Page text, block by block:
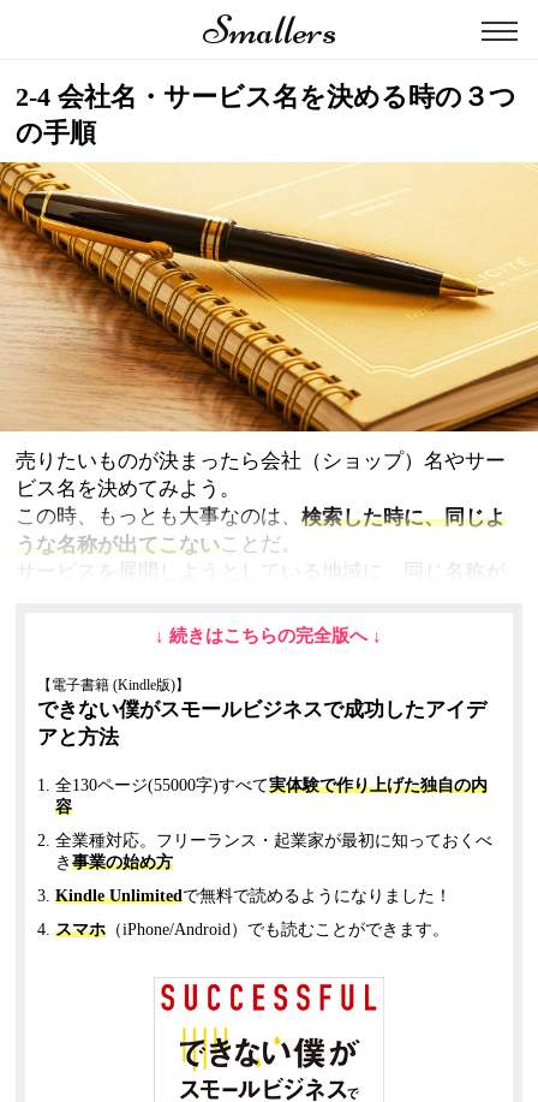
Smallers
2-4 会社名・サービス名を決める時の３つ
の手順
売りたいものが決まったら会社（ショップ）名やサー
ビス名を決めてみよう。
この時、もっとも大事なのは、検索した時に、同じよ
うな名称が出てこないことだ。
サービスを展開しようとしている地域に、同じ名称が
会社名を決める時なども、つい自分の好きな英単語を
組み合わせてネーミングしたくなるものだが、あなた
が時間をかけてひねり出した言葉も、ほぼすべて、す
だが、すでに、使われていることは大きな問題ではな
い。
どこで、誰に使われているか、が重要なのだ。
↓ 続きはこちらの完全版へ ↓
【電子書籍 (Kindle版)】
できない僕がスモールビジネスで成功したアイデ
アと方法
全130ページ(55000字)すべて実体験で作り上げた独自の内
容
全業種対応。フリーランス・起業家が最初に知っておくべ
き事業の始め方
Kindle Unlimitedで無料で読めるようになりました！
スマホ （iPhone/Android）でも読むことができます。